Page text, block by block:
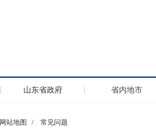
山东省政府 省内地市
网站地图 / 常见问题